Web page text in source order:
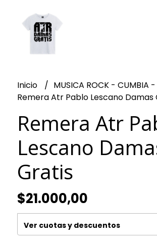
Inicio
MUSICA ROCK - CUMBIA -
Remera Atr Pablo Lescano Damas
Remera Atr
Lescano
Gratis
$21.000,00
Ver cuotas y descuentos